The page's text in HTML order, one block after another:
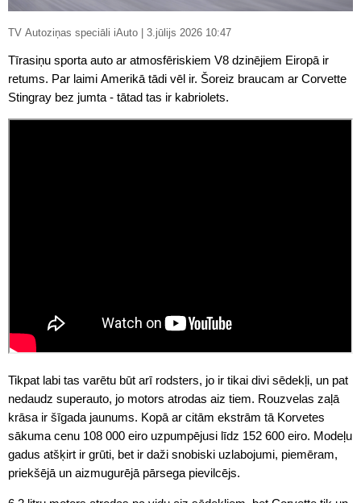
TV Autoziņas speciāli iAuto | 3.jūlijs 2026 10:47
Tīrasiņu sporta auto ar atmosfēriskiem V8 dzinējiem Eiropā ir
retums. Par laimi Amerikā tādi vēl ir. Šoreiz braucam ar Corvette
Stingray bez jumta - tātad tas ir kabriolets.
Tikpat labi tas varētu būt arī rodsters, jo ir tikai divi sēdekļi, un pat
nedaudz superauto, jo motors atrodas aiz tiem. Rouzvelas zaļā
krāsa ir šīgada jaunums. Kopā ar citām ekstrām tā Korvetes
sākuma cenu 108 000 eiro uzpumpējusi līdz 152 600 eiro. Modeļu
gadus atšķirt ir grūti, bet ir daži snobiski uzlabojumi, piemēram,
priekšējā un aizmugurējā pārsega pievilcējs.